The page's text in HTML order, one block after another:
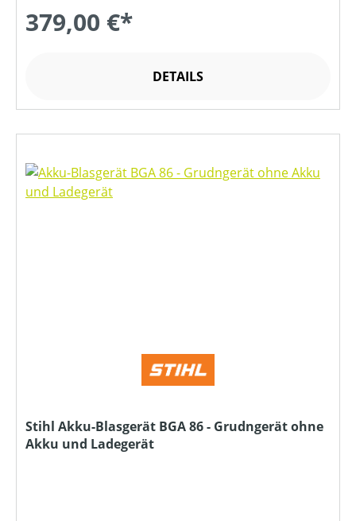
379,00 €*
DETAILS
Stihl Akku-Blasgerät BGA 86 - Grudngerät ohne
Akku und Ladegerät